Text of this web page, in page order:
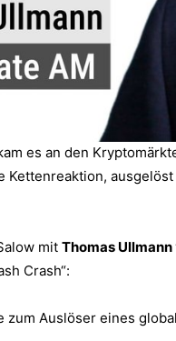
es an den
Kettenreaktion,
mit Thomas Ullmann
Crash“:
zum Auslöser eines